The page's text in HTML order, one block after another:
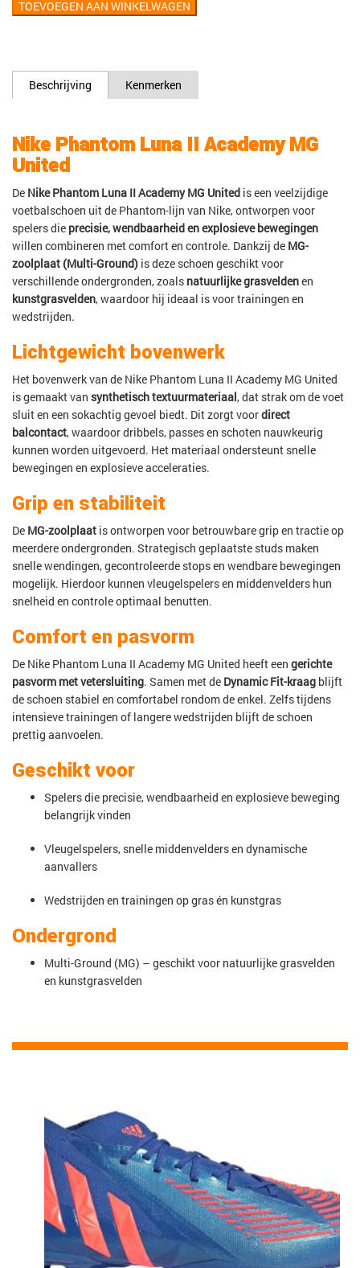
TOEVOEGEN AAN WINKELWAGEN
Beschrijving Kenmerken
Nike Phantom Luna II Academy MG
United
De Nike Phantom Luna II Academy MG United is een veelzijdige
voetbalschoen uit de Phantom-lijn van Nike, ontworpen voor
spelers die precisie, wendbaarheid en explosieve bewegingen
willen combineren met comfort en controle. Dankzij de MG-
zoolplaat (Multi-Ground) is deze schoen geschikt voor
verschillende ondergronden, zoals natuurlijke grasveldenen
kunstgrasvelden, waardoor hij ideaal is voor trainingen en
wedstrijden.
Lichtgewicht bovenwerk
Het bovenwerk van de Nike Phantom Luna II Academy MG United
is gemaakt van synthetisch textuurmateriaal, dat strak om de voet
sluit en een sokachtig gevoel biedt. Dit zorgt voordirect
balcontact, waardoor dribbels, passes en schoten nauwkeurig
kunnen worden uitgevoerd. Het materiaal ondersteunt snelle
bewegingen en explosieve acceleraties.
Grip en stabiliteit
De MG-zoolplaat is ontworpen voor betrouwbare grip en tractie op
meerdere ondergronden. Strategisch geplaatste studs maken
snelle wendingen, gecontroleerde stops en wendbare bewegingen
mogelijk. Hierdoor kunnen vleugelspelers en middenvelders hun
snelheid en controle optimaal benutten.
Comfort en pasvorm
De Nike Phantom Luna II Academy MG United heeft een gerichte
pasvorm met vetersluiting. Samen met de Dynamic Fit-kraag blijft
de schoen stabiel en comfortabel rondom de enkel. Zelfs tijdens
intensieve trainingen of langere wedstrijden blijft de schoen
prettig aanvoelen.
Geschikt voor
Spelers die precisie, wendbaarheid en explosieve beweging
belangrijk vinden
Vleugelspelers, snelle middenvelders en dynamische
aanvallers
Wedstrijden en trainingen op gras én kunstgras
Ondergrond
Multi-Ground (MG) – geschikt voor natuurlijke grasvelden
en kunstgrasvelden